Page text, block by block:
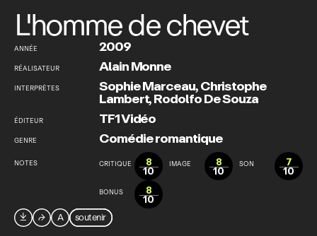
L'homme de chevet
ANNÉE 2009
RÉALISATEUR Alain Monne
INTERPRÈTES Sophie Marceau,Christophe
Lambert,Rodolfo De Souza
ÉDITEUR TF1 Vidéo
GENRE Comédie romantique
NOTES CRITIQUE 8
10
IMAGE 8
10
SON 7
10
BONUS 8
10

⮫ A soutenir